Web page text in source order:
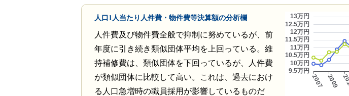
人口1人当たり人件費・物件費等決算額の分析欄
人件費及び物件費全般で抑制に努めているが、前
年度に引き続き類似団体平均を上回っている。維
持補修費は、類似団体を下回っているが、人件費
が類似団体に比較して高い。これは、過去におけ
る人口急増時の職員採用が影響しているものだ